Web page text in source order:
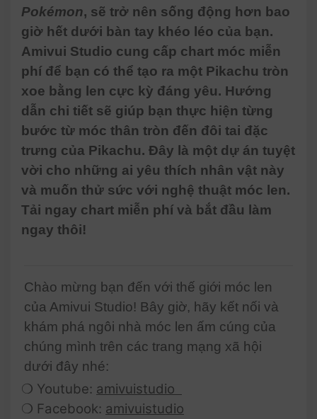
Pokémon, sẽ trở nên sống động hơn bao
giờ hết dưới bàn tay khéo léo của bạn.
Amivui Studio cung cấp chart móc miễn
phí để bạn có thể tạo ra một Pikachu tròn
xoe bằng len cực kỳ đáng yêu. Hướng
dẫn chi tiết sẽ giúp bạn thực hiện từng
bước từ móc thân tròn đến đôi tai đặc
trưng của Pikachu. Đây là một dự án tuyệt
vời cho những ai yêu thích nhân vật này
và muốn thử sức với nghệ thuật móc len.
Tải ngay chart miễn phí và bắt đầu làm
ngay thôi!
Chào mừng bạn đến với thế giới móc len
của Amivui Studio! Bây giờ, hãy kết nối và
khám phá ngôi nhà móc len ấm cúng của
chúng mình trên các trang mạng xã hội
dưới đây nhé:
❍ Youtube: amivuistudio
❍ Facebook: amivuistudio